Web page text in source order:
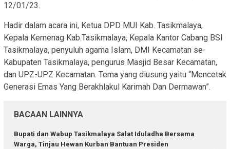
12/01/23.
Hadir dalam acara ini, Ketua DPD MUI Kab. Tasikmalaya,
Kepala Kemenag Kab.Tasikmalaya, Kepala Kantor Cabang BSI
Tasikmalaya, penyuluh agama Islam, DMI Kecamatan se-
Kabupaten Tasikmalaya, pengurus Masjid Besar Kecamatan,
dan UPZ-UPZ Kecamatan. Tema yang diusung yaitu “Mencetak
Generasi Emas Yang Berakhlakul Karimah Dan Dermawan”.
BACAAN LAINNYA
Bupati dan Wabup Tasikmalaya Salat Iduladha Bersama
Warga, Tinjau Hewan Kurban Bantuan Presiden